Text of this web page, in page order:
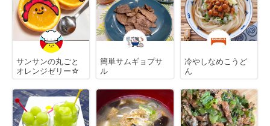
サンサンの丸ごと
オレンジゼリー☆
簡単サムギョプサ
ル
冷やしなめこうど
ん